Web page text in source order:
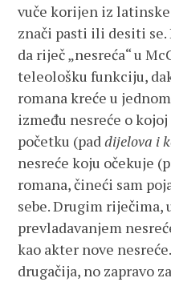
vuče korijen iz
znači pasti ili desiti
da riječ „nesreća“ u
teleološku funkciju,
romana kreće u
između nesreće o
početku (paddijelova i
nesreće koju očekuje
romana, čineći sam
sebe. Drugim riječima,
prevladavanjem
kao akter nove
drugačija, no zapravo